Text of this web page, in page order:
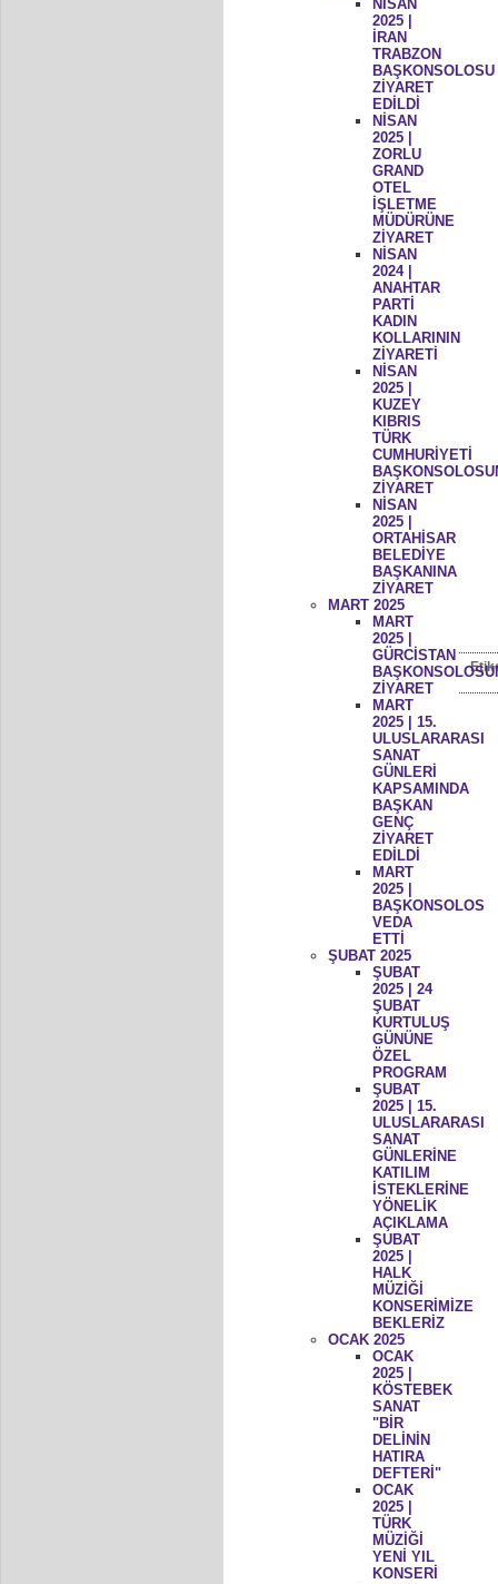
NİSAN
2025 |
İRAN
TRABZON
BAŞKONSOLOSU
ZİYARET
EDİLDİ
NİSAN
2025 |
ZORLU
GRAND
OTEL
İŞLETME
MÜDÜRÜNE
ZİYARET
NİSAN
2024 |
ANAHTAR
PARTİ
KADIN
KOLLARININ
ZİYARETİ
NİSAN
2025 |
KUZEY
KIBRIS
TÜRK
CUMHURİYETİ
ZİYARET
NİSAN
2025 |
ORTAHİSAR
BELEDİYE
BAŞKANINA
ZİYARET
MART 2025
MART
2025 |
GÜRCİSTAN
ZİYARET
MART
2025 | 15.
ULUSLARARASI
SANAT
GÜNLERİ
KAPSAMINDA
BAŞKAN
GENÇ
ZİYARET
EDİLDİ
MART
2025 |
BAŞKONSOLOS
VEDA
ETTİ
ŞUBAT 2025
ŞUBAT
2025 | 24
ŞUBAT
KURTULUŞ
GÜNÜNE
ÖZEL
PROGRAM
ŞUBAT
2025 | 15.
ULUSLARARASI
SANAT
GÜNLERİNE
KATILIM
İSTEKLERİNE
YÖNELİK
AÇIKLAMA
ŞUBAT
2025 |
HALK
MÜZİĞİ
KONSERİMİZE
BEKLERİZ
OCAK 2025
OCAK
2025 |
KÖSTEBEK
SANAT
"BİR
DELİNİN
HATIRA
DEFTERİ"
OCAK
2025 |
TÜRK
MÜZİĞİ
YENİ YIL
KONSERİ